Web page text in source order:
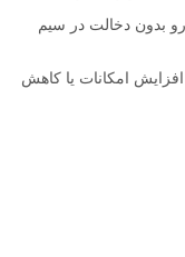
بدون دخالت در سیم
امکانات یا کاهش